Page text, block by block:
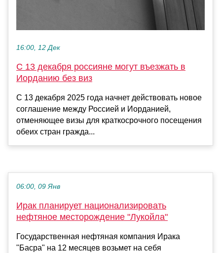
16:00, 12 Дек
С 13 декабря россияне могут въезжать в
Иорданию без виз
С 13 декабря 2025 года начнет действовать новое
соглашение между Россией и Иорданией,
отменяющее визы для краткосрочного посещения
обеих стран гражда...
06:00, 09 Янв
Ирак планирует национализировать
нефтяное месторождение "Лукойла"
Государственная нефтяная компания Ирака
"Басра" на 12 месяцев возьмет на себя